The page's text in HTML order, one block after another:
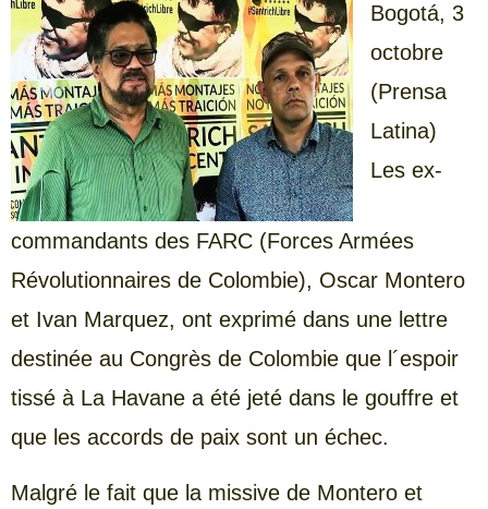
Bogotá, 3
octobre
(Prensa
Latina)
Les ex-
commandants des FARC (Forces Armées
Révolutionnaires de Colombie), Oscar Montero
et Ivan Marquez, ont exprimé dans une lettre
destinée au Congrès de Colombie que l´espoir
tissé à La Havane a été jeté dans le gouffre et
que les accords de paix sont un échec.
Malgré le fait que la missive de Montero et